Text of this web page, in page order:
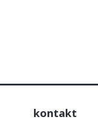
kontakt